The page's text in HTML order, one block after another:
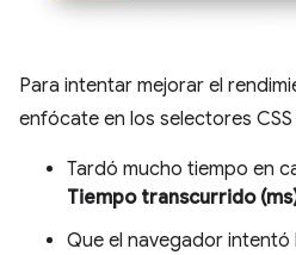
Para intentar mejorar el
enfócate en los selectores
Tardó mucho tiempo en
Tiempo transcurrido
Que el navegador